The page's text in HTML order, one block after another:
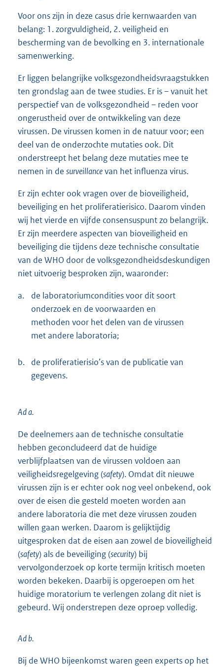
Voor ons zijn in deze casus drie kernwaarden van
belang: 1. zorgvuldigheid, 2. veiligheid en
bescherming van de bevolking en 3. internationale
samenwerking.
Er liggen belangrijke volksgezondheidsvraagstukken
ten grondslag aan de twee studies. Er is – vanuit het
perspectief van de volksgezondheid – reden voor
ongerustheid over de ontwikkeling van deze
virussen. De virussen komen in de natuur voor; een
deel van de onderzochte mutaties ook. Dit
onderstreept het belang deze mutaties mee te
nemen in de surveillancevan het influenza virus.
Er zijn echter ook vragen over de bioveiligheid,
beveiliging en het proliferatierisico. Daarom vinden
wij het vierde en vijfde consensuspunt zo belangrijk.
Er zijn meerdere aspecten van bioveiligheid en
beveiliging die tijdens deze technische consultatie
van de WHO door de volksgezondheidsdeskundigen
niet uitvoerig besproken zijn, waaronder:
a.
de laboratoriumcondities voor dit soort
onderzoek en de voorwaarden en
methoden voor het delen van de virussen
met andere laboratoria;
b.
de proliferatierisio’s van de publicatie van
gegevens.
Ad a.
De deelnemers aan de technische consultatie
hebben geconcludeerd dat de huidige
verblijfplaatsen van de virussen voldoen aan
veiligheidsregelgeving (safety). Omdat dit nieuwe
virussen zijn is er echter ook nog veel onbekend, ook
over de eisen die gesteld moeten worden aan
andere laboratoria die met deze virussen zouden
willen gaan werken. Daarom is gelijktijdig
uitgesproken dat de eisen aan zowel de bioveiligheid
(safety) als de beveiliging (security) bij
vervolgonderzoek op korte termijn kritisch moeten
worden bekeken. Daarbij is opgeroepen om het
huidige moratorium te verlengen zolang dit niet is
gebeurd. Wij onderstrepen deze oproep volledig.
Ad b.
Bij de WHO bijeenkomst waren geen experts op het